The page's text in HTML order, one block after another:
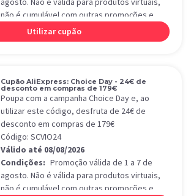
não é cumulável com outras promoções e
aplica-se apenas a produtos de Choice Day.
Utilizar cupão
Cupão AliExpress: Choice Day - 24€ de
desconto em compras de 179€
Poupa com a campanha Choice Day e, ao
utilizar este código, desfruta de 24€ de
desconto em compras de 179€
Código: SCVIO24
Válido até 08/08/2026
Condições: Promoção válida de 1 a 7 de
agosto. Não é válida para produtos virtuais,
não é cumulável com outras promoções e